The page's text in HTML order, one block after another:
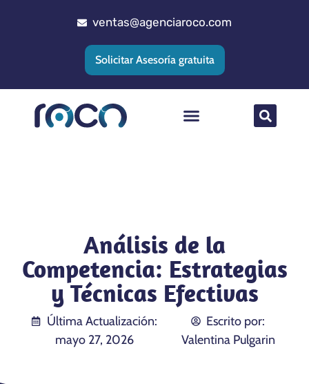
ventas@agenciaroco.com
Solicitar Asesoría gratuita
Análisis de la
Competencia: Estrategias
y Técnicas Efectivas
Última Actualización:
mayo 27, 2026
Escrito por:
Valentina Pulgarin